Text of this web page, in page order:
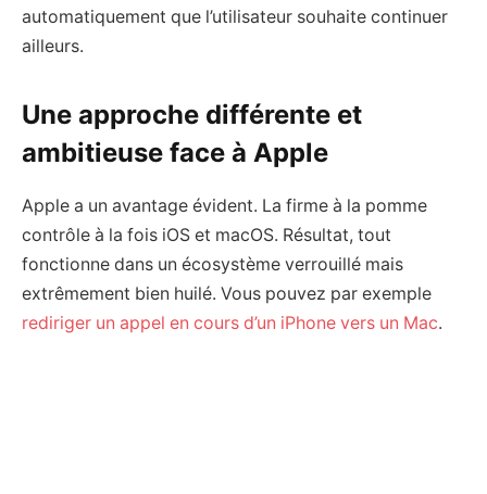
automatiquement que l’utilisateur souhaite continuer
ailleurs.
Une approche différente et
ambitieuse face à Apple
Apple a un avantage évident. La firme à la pomme
contrôle à la fois iOS et macOS. Résultat, tout
fonctionne dans un écosystème verrouillé mais
extrêmement bien huilé. Vous pouvez par exemple
rediriger un appel en cours d’un iPhone vers un Mac.